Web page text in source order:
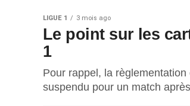
LIGUE 1 3 mois ago
Le point sur les
1
Pour rappel, la
suspendu pour un match